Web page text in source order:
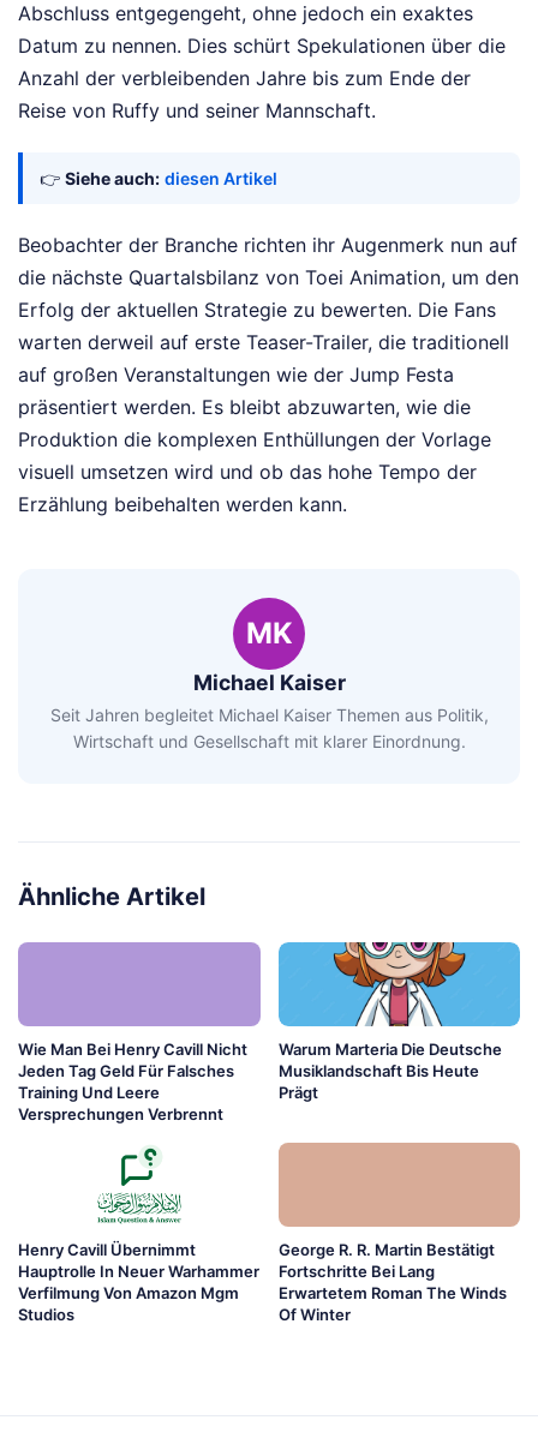
Abschluss entgegengeht, ohne jedoch ein exaktes
Datum zu nennen. Dies schürt Spekulationen über die
Anzahl der verbleibenden Jahre bis zum Ende der
Reise von Ruffy und seiner Mannschaft.
👉 Siehe auch: diesen Artikel
Beobachter der Branche richten ihr Augenmerk nun auf
die nächste Quartalsbilanz von Toei Animation, um den
Erfolg der aktuellen Strategie zu bewerten. Die Fans
warten derweil auf erste Teaser-Trailer, die traditionell
auf großen Veranstaltungen wie der Jump Festa
präsentiert werden. Es bleibt abzuwarten, wie die
Produktion die komplexen Enthüllungen der Vorlage
visuell umsetzen wird und ob das hohe Tempo der
Erzählung beibehalten werden kann.
MK
Michael Kaiser
Seit Jahren begleitet Michael Kaiser Themen aus Politik,
Wirtschaft und Gesellschaft mit klarer Einordnung.
Ähnliche Artikel
Wie Man Bei Henry Cavill Nicht
Jeden Tag Geld Für Falsches
Training Und Leere
Versprechungen Verbrennt
Warum Marteria Die Deutsche
Musiklandschaft Bis Heute
Prägt
Henry Cavill Übernimmt
Hauptrolle In Neuer Warhammer
Verfilmung Von Amazon Mgm
Studios
George R. R. Martin Bestätigt
Fortschritte Bei Lang
Erwartetem Roman The Winds
Of Winter